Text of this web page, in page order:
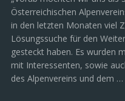
Österreichischen
in den letzten Monaten viel
Lösungssuche für den
gesteckt haben. Es wurden
mit Interessenten, sowie
des Alpenvereins und dem …